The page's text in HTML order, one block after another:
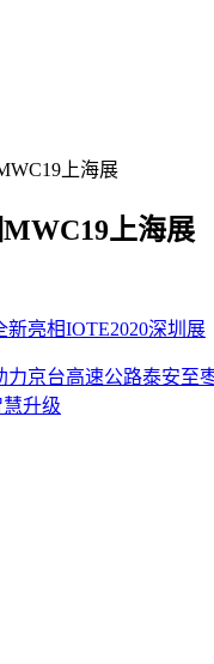
上海展
上海展
新亮相IOTE2020深圳展
力京台高速公路泰安至
升级